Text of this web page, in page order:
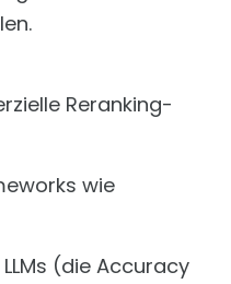
Reranking-
wie
(die Accuracy